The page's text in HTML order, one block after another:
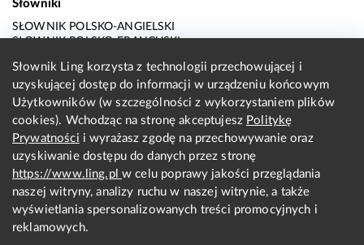
Słowniki
SŁOWNIK POLSKO-ANGIELSKI
SŁOWNIK POLSKO-FRANCUSKI
SŁOWNIK POLSKO-HISZPAŃSKI
SŁOWNIK POLSKO-NIEMIECKI
SŁOWNIK POLSKO-ROSYJSKI
SŁOWNIK ANGIELSKO-POLSKI
SŁOWNIK FRANCUSKO-POLSKI
SŁOWNIK WŁOSKO-POLSKI
SŁOWNIK HISZPAŃSKO-POLSKI
SŁOWNIK NIEMIECKO-POLSKI
SŁOWNIK ROSYJSKO-POLSKI
O nas
KONTAKT Z REDAKCJĄ
Słownik Ling korzysta z technologii przechowującej i
uzyskującej dostęp do informacji w urządzeniu końcowym
Użytkowników (w szczególności z wykorzystaniem plików
cookies). Wchodząc na stronę akceptujesz Politykę
Prywatności i wyrażasz zgodę na przechowywanie oraz
uzyskiwanie dostępu do danych przez stronę
https://www.ling.plw celu poprawy jakości przeglądania
naszej witryny, analizy ruchu w naszej witrynie, a także
wyświetlania spersonalizowanych treści promocyjnych i
reklamowych.